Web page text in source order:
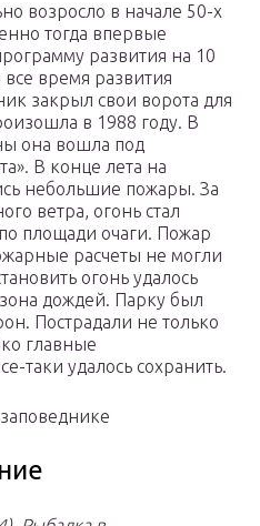
возросло в начале 50-х
тогда впервые
развития на 10
время развития
закрыл свои ворота для
в 1988 году. В
она вошла под
В конце лета на
небольшие пожары. За
ветра, огонь стал
площади очаги. Пожар
расчеты не могли
огонь удалось
дождей. Парку был
Пострадали не только
главные
таки удалось сохранить.